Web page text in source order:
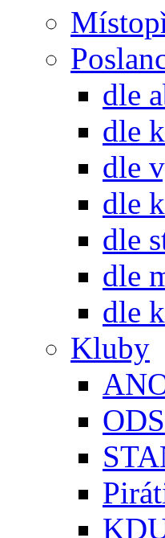
dle
dle
dle
dle
dle
dle
dle
Kluby
ODS